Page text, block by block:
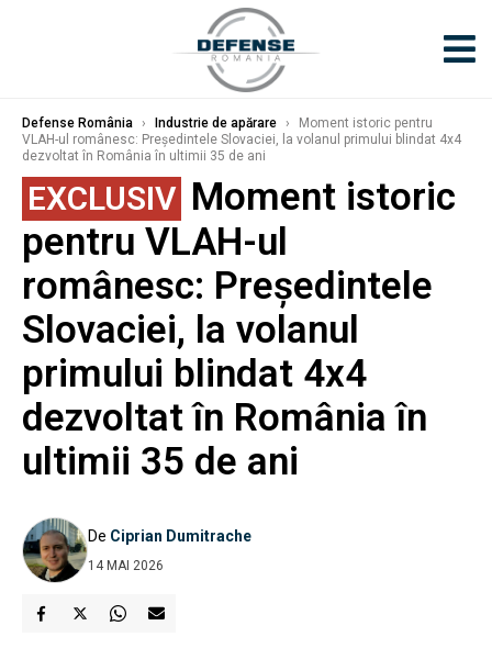
Defense România › Industrie de apărare ›
Moment istoric pentru
VLAH-ul românesc: Președintele Slovaciei, la volanul primului blindat 4x4
dezvoltat în România în ultimii 35 de ani
EXCLUSIV Moment istoric
pentru VLAH-ul
românesc: Președintele
Slovaciei, la volanul
primului blindat 4x4
dezvoltat în România în
ultimii 35 de ani
De Ciprian Dumitrache
14 MAI 2026